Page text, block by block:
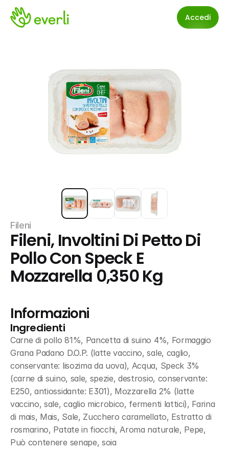
Accedi
Fileni
Fileni, Involtini Di Petto Di
Pollo Con Speck E
Mozzarella 0,350 Kg
Informazioni
Ingredienti
Carne di pollo 81%, Pancetta di suino 4%, Formaggio
Grana Padano D.O.P. (latte vaccino, sale, caglio,
conservante: lisozima da uova), Acqua, Speck 3%
(carne di suino, sale, spezie, destrosio, conservante:
E250, antiossidante: E301), Mozzarella 2% (latte
vaccino, sale, caglio microbico, fermenti lattici), Farina
di mais, Mais, Sale, Zucchero caramellato, Estratto di
rosmarino, Patate in fiocchi, Aroma naturale, Pepe,
Può contenere senape, soia